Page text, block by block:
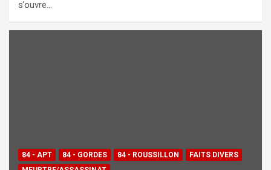
s’ouvre…
84 - APT 84 - GORDES 84 - ROUSSILLON
FAITS DIVERS